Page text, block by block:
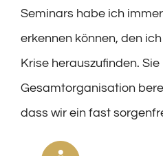
Seminars habe ich
erkennen können, den
Krise herauszufinden.
Gesamtorganisation
dass wir ein fast